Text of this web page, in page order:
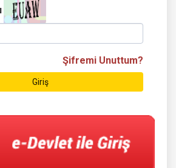
Şifremi Unuttum?
Giriş